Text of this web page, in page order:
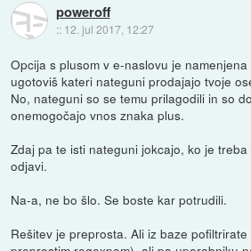
poweroff
:: 12. jul 2017, 12:27
Opcija s plusom v e-naslovu je
ugotoviš kateri nateguni prodajajo tvoje
No, nateguni so se temu prilagodili in so
onemogočajo vnos znaka plus.
Zdaj pa te isti nateguni jokcajo, ko je
odjavi.
Na-a, ne bo šlo. Se boste kar potrudili.
Rešitev je preprosta. Ali iz baze